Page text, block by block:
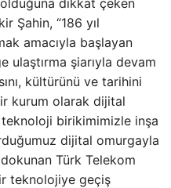
dikkat çeken
Şahin, “186 yıl
amacıyla başlayan
ulaştırma şiarıyla devam
kültürünü ve tarihini
kurum olarak dijital
birikimimizle inşa
dijital omurgayla
Türk Telekom
teknolojiye geçiş